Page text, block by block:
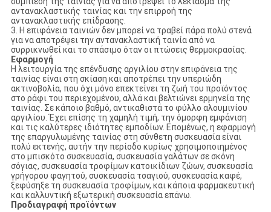
αντανακλαστικής ταινίας και την επιρροή της
αντανακλαστικής επίδρασης.
3. Η επιφάνεια ταινιών δεν μπορεί να τραβεί πάρα πολύ στενά
για να αποτρέψει την αντανακλαστική ταινία από να
συρρικνωθεί και το σπάσιμο όταν οι πτώσεις θερμοκρασίας.
Εφαρμογή
Η λειτουργία της επένδυσης αργιλίου στην επιφάνεια της
ταινίας είναι στη σκίαση και αποτρέπει την υπεριώδη
ακτινοβολία, που όχι μόνο επεκτείνει τη ζωή του προϊόντος
στο ράφι του περιεχομένου, αλλά και βελτιώνει ερμηνεία της
ταινίας. Σε κάποιο βαθμό, αντικαθιστά το φύλλο αλουμινίου
αργιλίου. Έχει επίσης τη χαμηλή τιμή, την όμορφη εμφάνιση
και τις καλύτερες ιδιότητες εμποδίων. Επομένως, η εφαρμογή
της επαργυλωμένης ταινίας στη σύνθετη συσκευασία είναι
πολύ εκτενής, αυτήν την περίοδο κυρίως χρησιμοποιημένος
στο μπισκότο συσκευασία, συσκευασία γαλάτων σε σκόνη
σόγιας, συσκευασία τροφίμων κατοικίδιων ζώων, συσκευασία
γρήγορου φαγητού, συσκευασία τσαγιού, συσκευασία καφέ,
ξεφύσηξε τη συσκευασία τροφίμων, και κάποια φαρμακευτική
και καλλυντική εξωτερική συσκευασία επάνω.
Προδιαγραφή προϊόντων